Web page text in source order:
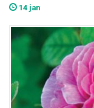
14 jan